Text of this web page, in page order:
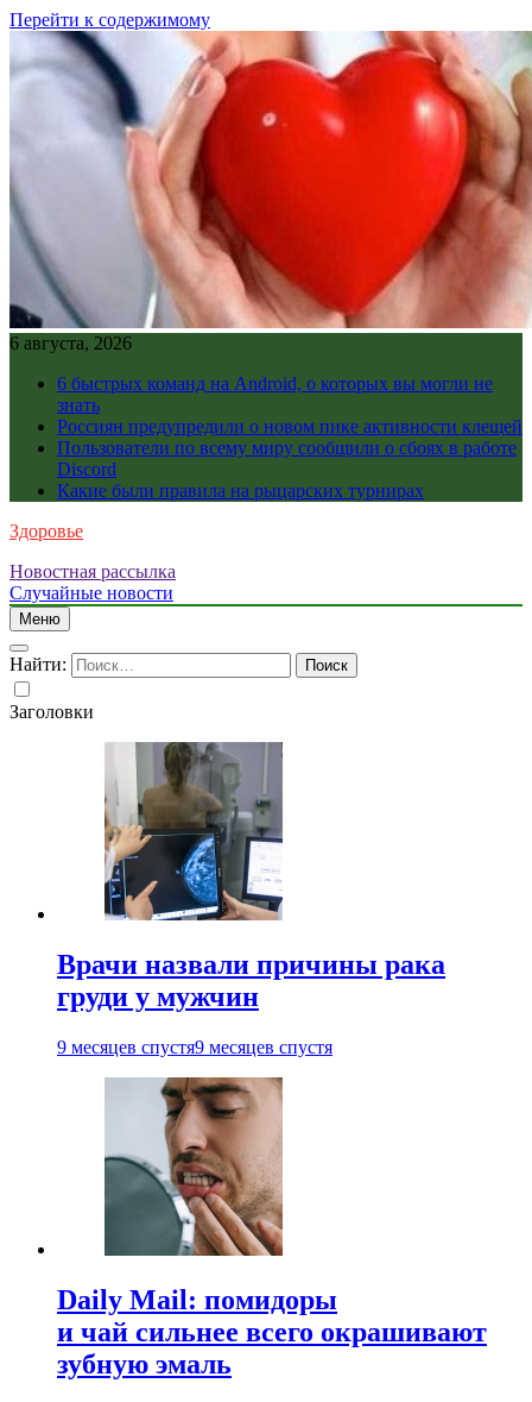
Перейти к содержимому
6 августа, 2026
6 быстрых команд на Android, о которых вы могли не
знать
Россиян предупредили о новом пике активности клещей
Пользователи по всему миру сообщили о сбоях в работе
Discord
Какие были правила на рыцарских турнирах
Здоровье
Новостная рассылка
Случайные новости
Меню
Найти:
Заголовки
Врачи назвали причины рака
груди у мужчин
9 месяцев спустя9 месяцев спустя
Daily Mail: помидоры
и чай сильнее всего окрашивают
зубную эмаль